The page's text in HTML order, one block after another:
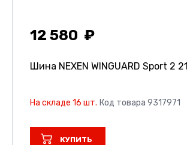
12 580
Шина NEXEN WINGUARD Sport 2
На складе 16 шт. Код товара 9317971
КУПИТЬ